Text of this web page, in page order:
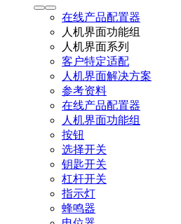
在线产品配置器
人机界面功能组
人机界面系列
客户特定适配
人机界面解决方案
参考资料
在线产品配置器
人机界面功能组
按钮
选择开关
钥匙开关
杠杆开关
指示灯
蜂鸣器